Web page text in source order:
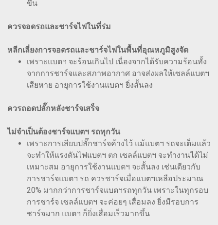
ขึ้น
ควรจอดรถและชาร์จไฟในที่ร่ม
หลีกเลี่ยงการจอดรถและชาร์จไฟในพื้นที่อุณหภูมิสูงจัด
เพราะแบตฯ จะร้อนเกินไป เนื่องจากได้รับความร้อนทั้ง
จากการชาร์จและสภาพอากาศ อาจส่งผลให้เซลล์แบตฯ
เสียหาย อายุการใช้งานแบตฯ ยิ่งสั้นลง
ควรถอดปลั๊กหลังชาร์จเสร็จ
ไม่จำเป็นต้องชาร์จแบตฯ รถทุกวัน
เพราะการเสียบปลั๊กชาร์จค้างไว้ แม้แบตฯ รถจะเต็มแล้ว
จะทำให้แรงดันไฟแบตฯ ตก เซลล์แบตฯ จะทำงานได้ไม่
เหมาะสม อายุการใช้งานแบตฯ จะสั้นลง เช่นเดียวกับ
การชาร์จแบตฯ รถ ควรชาร์จเมื่อแบตฯเหลือประมาณ
20% มากกว่าการชาร์จแบตฯรถทุกวัน เพราะในทุกรอบ
การชาร์จ เซลล์แบตฯ จะค่อยๆ เสื่อมลง ยิ่งมีรอบการ
ชาร์จมาก แบตฯ ก็ยิ่งเสื่อมเร็วมากขึ้น